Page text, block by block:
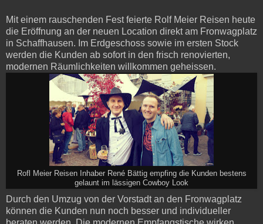
Mit einem rauschenden Fest feierte Rolf Meier Reisen heute
die Eröffnung an der neuen Location direkt am Fronwagplatz
in Schaffhausen. Im Erdgeschoss sowie im ersten Stock
werden die Kunden ab sofort in den frisch renovierten,
modernen Räumlichkeiten willkommen geheissen.
Rofl Meier Reisen Inhaber René Bättig empfing die Kunden bestens
gelaunt im lässigen Cowboy Look
Durch den Umzug von der Vorstadt an den Fronwagplatz
können die Kunden nun noch besser und individueller